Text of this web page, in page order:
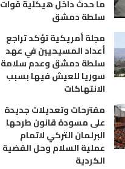
ما حدث داخل هيكلية قوات
سلطة دمشق
مجلة أمريكية تؤكد تراجع
أعداد المسيحيين في عهد
سلطة دمشق وعدم سلامة
سوريا للعيش فيها بسبب
الانتهاكات
مقترحات وتعديلات جديدة
على مسودة قانون طرحها
البرلمان التركي لاتمام
عملية السلام وحل القضية
الكردية